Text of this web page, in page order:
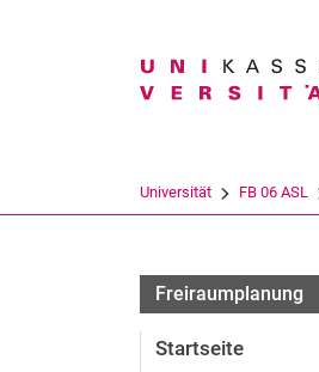
Universität FB 06 ASL
WS 2021_22
Freiraumplanung
Startseite